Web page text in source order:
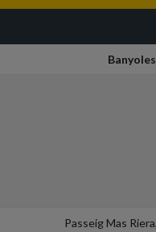
Passeig Mas